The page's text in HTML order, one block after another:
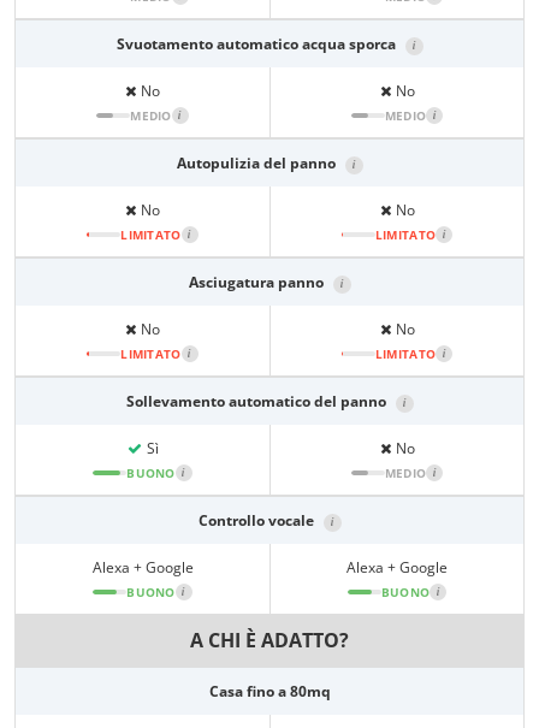
Svuotamento automatico acqua sporca i
No
MEDIO i
No
MEDIO i
Autopulizia del panno i
No
LIMITATO i
No
LIMITATO i
Asciugatura panno i
No
LIMITATO i
No
LIMITATO i
Sollevamento automatico del panno i
Sì
BUONO i
No
MEDIO i
Controllo vocale i
Alexa + Google
BUONO i
Alexa + Google
BUONO i
A CHI È ADATTO?
Casa fino a 80mq